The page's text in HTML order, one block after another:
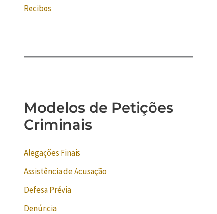
Recibos
Modelos de Petições
Criminais
Alegações Finais
Assistência de Acusação
Defesa Prévia
Denúncia